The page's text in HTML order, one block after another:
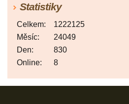
Statistiky
Online: 8
Celkem:
1222125
Měsíc:
24049
Den:
830